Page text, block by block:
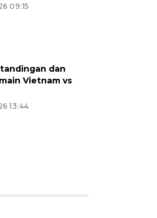
09:15
dan
Vietnam vs
13:44